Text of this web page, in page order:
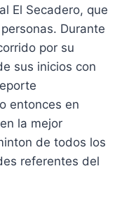
El Secadero, que
Durante
por su
sus inicios con
entonces en
la mejor
de todos los
referentes del